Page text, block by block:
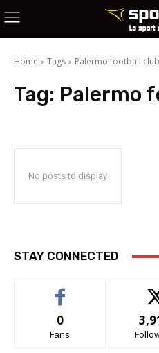
Home Tags Palermo football club
Tag: Palermo
No posts to display
STAY CONNECTED
0
Fans